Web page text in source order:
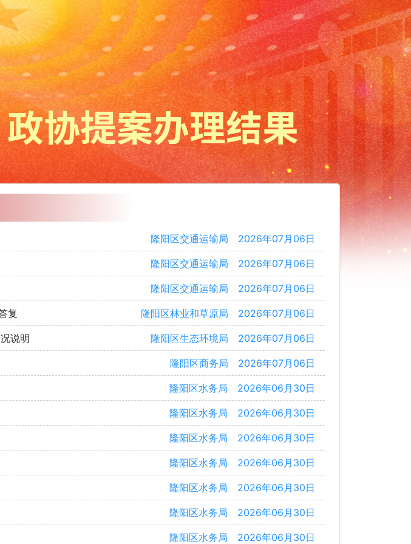
隆阳区交通运输局 2026年07月06日
隆阳区交通运输局 2026年07月06日
隆阳区交通运输局 2026年07月06日
复 隆阳区林业和草原局 2026年07月06日
说明 隆阳区生态环境局 2026年07月06日
隆阳区商务局 2026年07月06日
隆阳区水务局 2026年06月30日
隆阳区水务局 2026年06月30日
隆阳区水务局 2026年06月30日
隆阳区水务局 2026年06月30日
隆阳区水务局 2026年06月30日
隆阳区水务局 2026年06月30日
隆阳区水务局 2026年06月30日